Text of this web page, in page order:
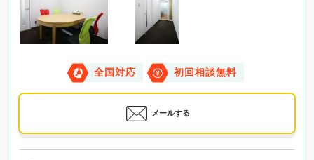
全国対応 初回相談無料
メールする